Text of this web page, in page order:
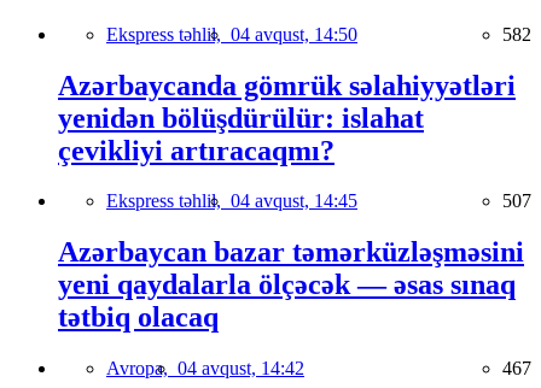
Ekspress təhlil, 04 avqust, 14:50 582
Azərbaycanda gömrük səlahiyyətləri
yenidən bölüşdürülür: islahat
çevikliyi artıracaqmı?
Ekspress təhlil, 04 avqust, 14:45 507
Azərbaycan bazar təmərküzləşməsini
yeni qaydalarla ölçəcək — əsas sınaq
tətbiq olacaq
Avropa, 04 avqust, 14:42 467